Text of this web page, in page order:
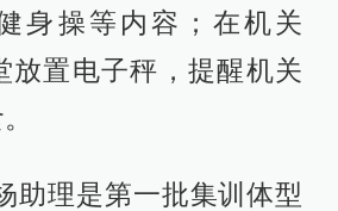
身操等内容；在机关
放置电子秤，提醒机关
理是第一批集训体型